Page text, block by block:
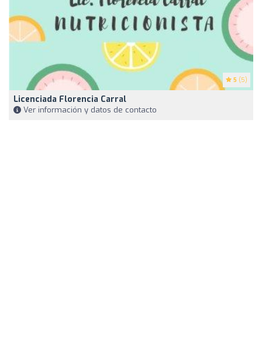
5 (5)
Licenciada Florencia Carral
Ver información y datos de contacto